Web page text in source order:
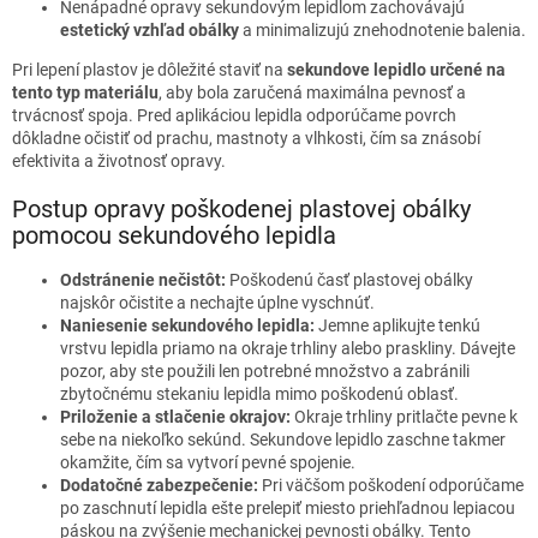
Nenápadné opravy sekundovým lepidlom zachovávajú
estetický vzhľad obálkya minimalizujú znehodnotenie balenia.
Pri lepení plastov je dôležité staviť na sekundove lepidlo určené na
tento typ materiálu, aby bola zaručená maximálna pevnosť a
trvácnosť spoja. Pred aplikáciou lepidla odporúčame povrch
dôkladne očistiť od prachu, mastnoty a vlhkosti, čím sa znásobí
efektivita a životnosť opravy.
Postup opravy poškodenej plastovej obálky
pomocou sekundového lepidla
Odstránenie nečistôt: Poškodenú časť plastovej obálky
najskôr očistite a nechajte úplne vyschnúť.
Naniesenie sekundového lepidla: Jemne aplikujte tenkú
vrstvu lepidla priamo na okraje trhliny alebo praskliny. Dávejte
pozor, aby ste použili len potrebné množstvo a zabránili
zbytočnému stekaniu lepidla mimo poškodenú oblasť.
Priloženie a stlačenie okrajov: Okraje trhliny pritlačte pevne k
sebe na niekoľko sekúnd. Sekundove lepidlo zaschne takmer
okamžite, čím sa vytvorí pevné spojenie.
Dodatočné zabezpečenie: Pri väčšom poškodení odporúčame
po zaschnutí lepidla ešte prelepiť miesto priehľadnou lepiacou
páskou na zvýšenie mechanickej pevnosti obálky. Tento